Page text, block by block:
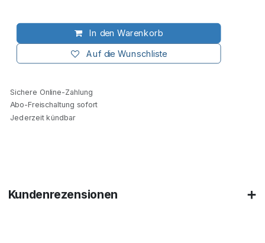
In den Warenkorb
Auf die Wunschliste
Sichere Online-Zahlung
Abo-Freischaltung sofort
Jederzeit kündbar
Kundenrezensionen